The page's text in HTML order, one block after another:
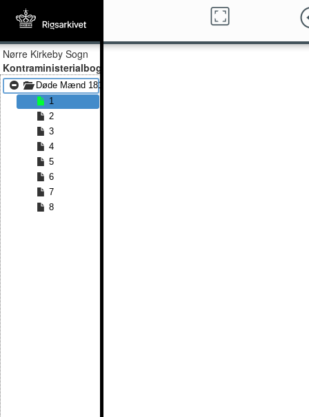
Nørre Kirkeby Sogn
Kontraministerialbog
Døde Mænd 1814 - Døde Mænd 1831
1
2
3
4
5
6
7
8